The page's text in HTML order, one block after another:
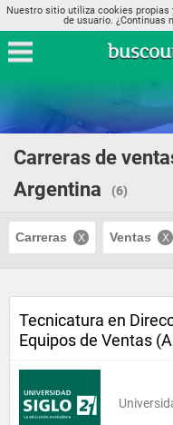
Nuestro sitio utiliza cookies propias
de usuario. ¿Continuas
Carreras de
Argentina
(6)
Carreras Ventas
Tecnicatura en
Equipos de Ventas